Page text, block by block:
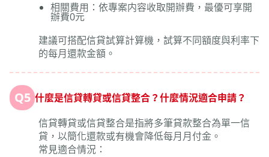
相關費用：依專案内容收取開辦費，最優可享開
辦費0元
建議可搭配信貸試算計算機，試算不同額度與利率下
的每月還款金額。
Q5 什麼是信貸轉貸或信貸整合？什麼情況適合申請？
信貸轉貸或信貸整合是指將多筆貸款整合為單一信
貸，以簡化還款或有機會降低每月月付金。
常見適合情況：